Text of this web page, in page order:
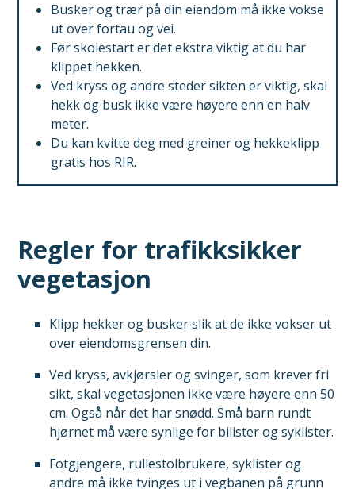
Busker og trær på din eiendom må ikke vokse
ut over fortau og vei.
Før skolestart er det ekstra viktig at du har
klippet hekken.
Ved kryss og andre steder sikten er viktig, skal
hekk og busk ikke være høyere enn en halv
meter.
Du kan kvitte deg med greiner og hekkeklipp
gratis hos RIR.
Regler for trafikksikker
vegetasjon
Klipp hekker og busker slik at de ikke vokser ut
over eiendomsgrensen din.
Ved kryss, avkjørsler og svinger, som krever fri
sikt, skal vegetasjonen ikke være høyere enn 50
cm. Også når det har snødd. Små barn rundt
hjørnet må være synlige for bilister og syklister.
Fotgjengere, rullestolbrukere, syklister og
andre må ikke tvinges ut i vegbanen på grunn